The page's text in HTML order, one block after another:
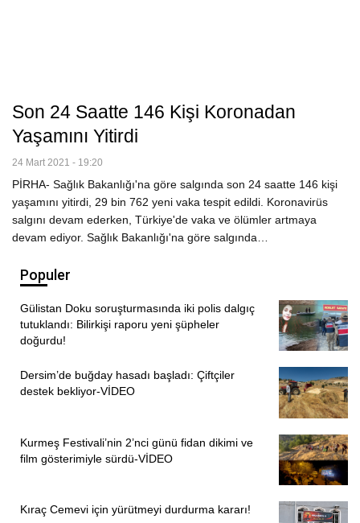
Son 24 Saatte 146 Kişi Koronadan
Yaşamını Yitirdi
24 Mart 2021 - 19:20
PİRHA- Sağlık Bakanlığı'na göre salgında son 24 saatte 146 kişi
yaşamını yitirdi, 29 bin 762 yeni vaka tespit edildi. Koronavirüs
salgını devam ederken, Türkiye'de vaka ve ölümler artmaya
devam ediyor. Sağlık Bakanlığı'na göre salgında…
Populer
Gülistan Doku soruşturmasında iki polis dalgıç
tutuklandı: Bilirkişi raporu yeni şüpheler
doğurdu!
Dersim’de buğday hasadı başladı: Çiftçiler
destek bekliyor-VİDEO
Kurmeş Festivali’nin 2’nci günü fidan dikimi ve
film gösterimiyle sürdü-VİDEO
Kıraç Cemevi için yürütmeyi durdurma kararı!